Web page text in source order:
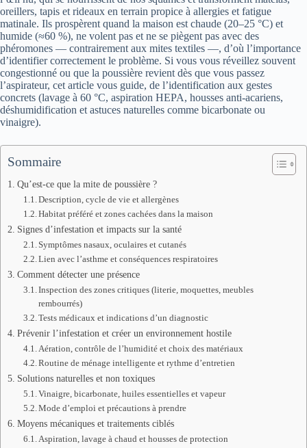
oreillers, tapis et rideaux en terrain propice à allergies et fatigue
matinale. Ils prospèrent quand la maison est chaude (20–25 °C) et
humide (≈60 %), ne volent pas et ne se piègent pas avec des
phéromones — contrairement aux mites textiles —, d’où l’importance
d’identifier correctement le problème. Si vous vous réveillez souvent
congestionné ou que la poussière revient dès que vous passez
l’aspirateur, cet article vous guide, de l’identification aux gestes
concrets (lavage à 60 °C, aspiration HEPA, housses anti‑acariens,
déshumidification et astuces naturelles comme bicarbonate ou
vinaigre).
Sommaire
Qu’est-ce que la mite de poussière ?
Description, cycle de vie et allergènes
Habitat préféré et zones cachées dans la maison
Signes d’infestation et impacts sur la santé
Symptômes nasaux, oculaires et cutanés
Lien avec l’asthme et conséquences respiratoires
Comment détecter une présence
Inspection des zones critiques (literie, moquettes, meubles
rembourrés)
Tests médicaux et indications d’un diagnostic
Prévenir l’infestation et créer un environnement hostile
Aération, contrôle de l’humidité et choix des matériaux
Routine de ménage intelligente et rythme d’entretien
Solutions naturelles et non toxiques
Vinaigre, bicarbonate, huiles essentielles et vapeur
Mode d’emploi et précautions à prendre
Moyens mécaniques et traitements ciblés
Aspiration, lavage à chaud et housses de protection